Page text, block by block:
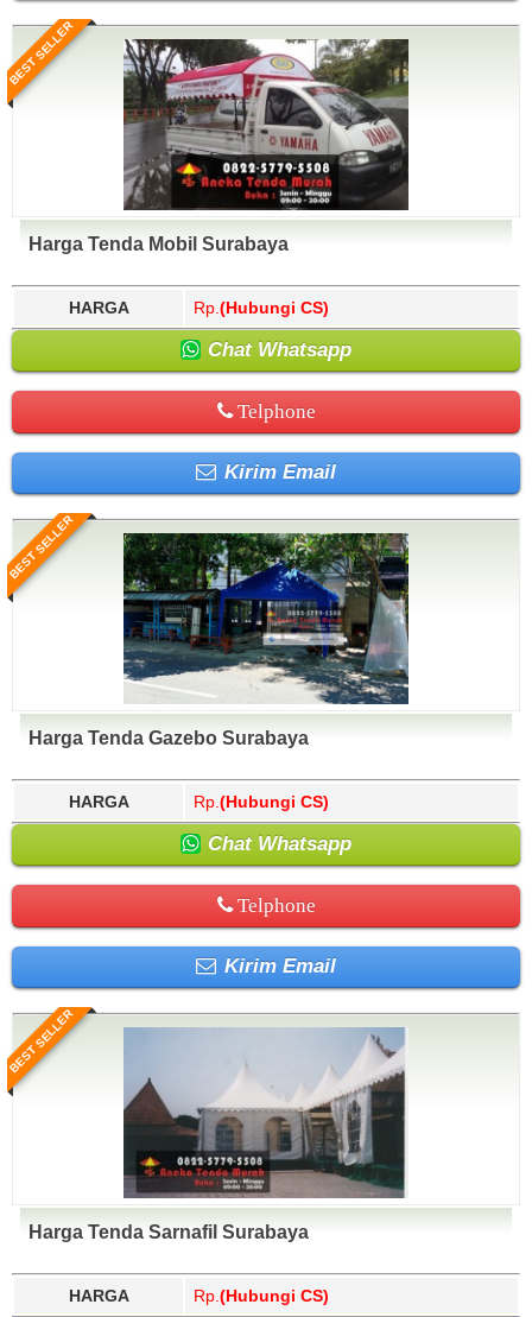
BEST SELLER
Harga Tenda Mobil Surabaya
HARGA Rp. (Hubungi CS)
Chat Whatsapp
Telphone
Kirim Email
BEST SELLER
Harga Tenda Gazebo Surabaya
HARGA Rp. (Hubungi CS)
Chat Whatsapp
Telphone
Kirim Email
BEST SELLER
Harga Tenda Sarnafil Surabaya
HARGA Rp. (Hubungi CS)